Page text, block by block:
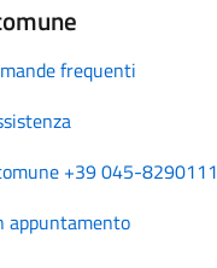
frequenti
+39 045-8290111
appuntamento